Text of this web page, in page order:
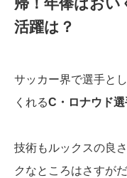
帰！年俸はおい
活躍は？
サッカー界で選手と
くれるC・ロナウド選
技術もルックスの良
クなところはさすが